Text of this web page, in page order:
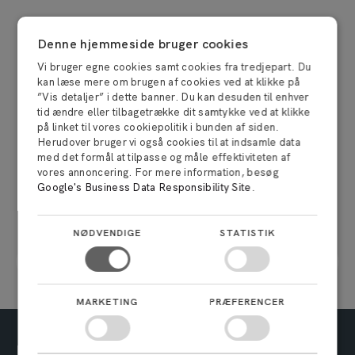
Mød vores tilfredse kunder
Birte Raun
5 år siden
Et fint og iorden opbevarings sted
Denne hjemmeside bruger cookies
Vi bruger egne cookies samt cookies fra tredjepart. Du
kan læse mere om brugen af cookies ved at klikke på
”Vis detaljer” i dette banner. Du kan desuden til enhver
tid ændre eller tilbagetrække dit samtykke ved at klikke
på linket til vores cookiepolitik i bunden af siden.
Herudover bruger vi også cookies til at indsamle data
med det formål at tilpasse og måle effektiviteten af
vores annoncering. For mere information, besøg
Google's Business Data Responsibility Site.
NØDVENDIGE STATISTIK
MARKETING PRÆFERENCER